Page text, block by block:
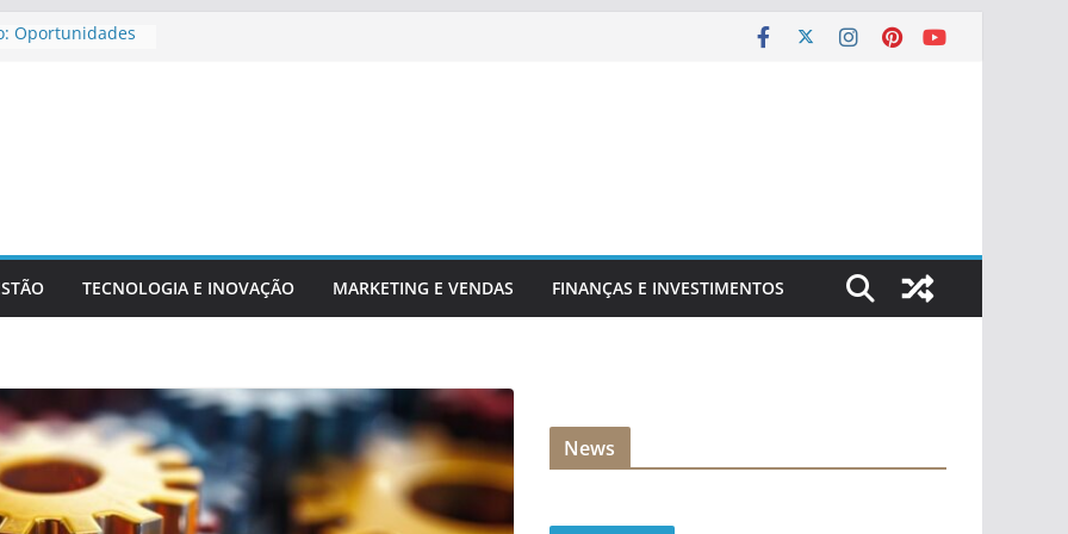
Oportunidades
TECNOLOGIA E INOVAÇÃO MARKETING E VENDAS FINANÇAS E INVESTIMENTOS
News